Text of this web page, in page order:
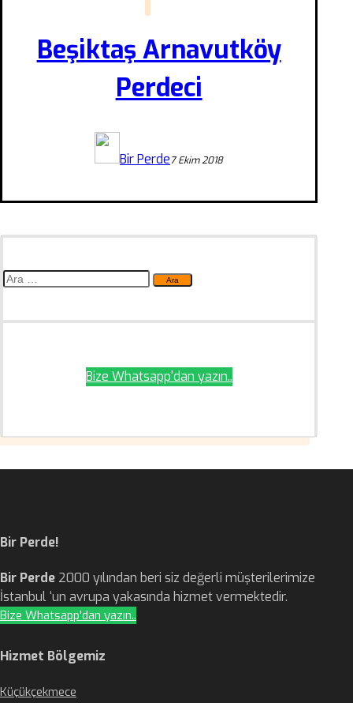
Beşiktaş Arnavutköy
Perdeci
Bir Perde7 Ekim 2018
Arama:
Bize Whatsapp'dan yazın..
Bir Perde!
Bir Perde 2000 yılından beri siz değerli müşterilerimize
İstanbul ‘un avrupa yakasında hizmet vermektedir.
Bize Whatsapp'dan yazın..
Hizmet Bölgemiz
Küçükçekmece